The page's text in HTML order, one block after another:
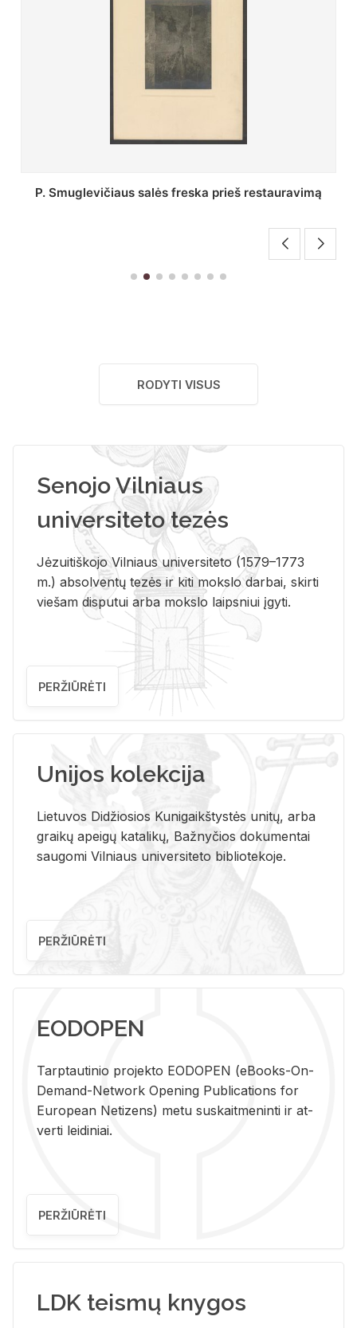
Stepono Batoro universiteto bibliotekos Profesorių
RODYTI VISUS
Senojo Vilniaus
universiteto tezės
Jėzuitiškojo Vilniaus universiteto (1579–1773
m.) absolventų tezės ir kiti mokslo darbai, skirti
viešam disputui arba mokslo laipsniui įgyti.
PERŽIŪRĖTI
Unijos kolekcija
Lietuvos Didžiosios Kunigaikštystės unitų, arba
graikų apeigų katalikų, Bažnyčios dokumentai
saugomi Vilniaus universiteto bibliotekoje.
PERŽIŪRĖTI
EODOPEN
Tarp­tau­ti­nio pro­jek­to EO­DO­PEN (eBo­oks-On-
De­mand-Ne­twork Ope­ning Pub­li­ca­tions for
Eu­ro­pe­an Ne­ti­zens) metu su­skait­me­nin­ti ir at­
ver­ti lei­di­niai.
PERŽIŪRĖTI
LDK teismų knygos